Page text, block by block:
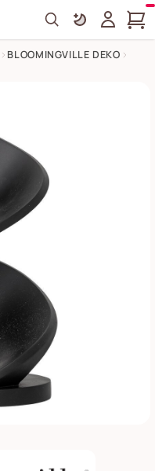
Search
BLOOMINGVILLE DEKO